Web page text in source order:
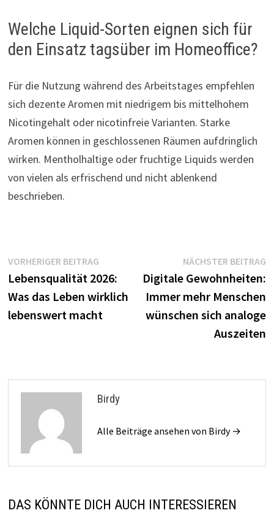
Welche Liquid-Sorten eignen sich für
den Einsatz tagsüber im Homeoffice?
Für die Nutzung während des Arbeitstages empfehlen
sich dezente Aromen mit niedrigem bis mittelhohem
Nicotingehalt oder nicotinfreie Varianten. Starke
Aromen können in geschlossenen Räumen aufdringlich
wirken. Mentholhaltige oder fruchtige Liquids werden
von vielen als erfrischend und nicht ablenkend
beschrieben.
Beitragsnavigation
VORHERIGER BEITRAGVorheriger
Beitrag:
Lebensqualität 2026:
Was das Leben wirklich
lebenswert macht
NÄCHSTER BEITRAG
Digitale Gewohnheiten:
Immer mehr Menschen
wünschen sich analoge
Auszeiten
Birdy
Alle Beiträge ansehen von Birdy →
DAS KÖNNTE DICH AUCH INTERESSIEREN